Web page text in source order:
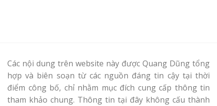
Các nội dung trên website này được Quang Dũng tổng
hợp và biên soạn từ các nguồn đáng tin cậy tại thời
điểm công bố, chỉ nhằm mục đích cung cấp thông tin
tham khảo chung. Thông tin tại đây không cấu thành